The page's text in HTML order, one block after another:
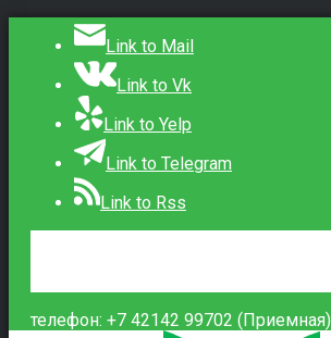
Link to Mail
Link to Vk
Link to Yelp
Link to Telegram
Link to Rss
телефон: +7 42142 99702 (Приемная)